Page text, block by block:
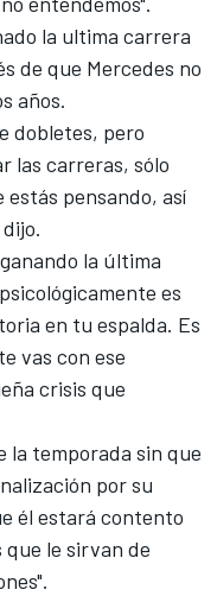
la ultima carrera
de que Mercedes no
años.
dobletes, pero
las carreras, sólo
pensando, así
la última
es
en tu espalda. Es
vas con ese
crisis que
la temporada sin que
por su
él estará contento
le sirvan de